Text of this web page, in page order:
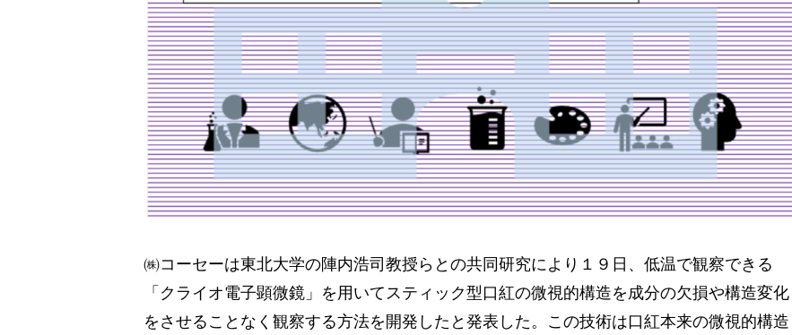
㈱コーセーは東北大学の陣内浩司教授らとの共同研究により１９日、低温で観察できる
「クライオ電子顕微鏡」を用いてスティック型口紅の微視的構造を成分の欠損や構造変化
をさせることなく観察する方法を開発したと発表した。この技術は口紅本来の微視的構造